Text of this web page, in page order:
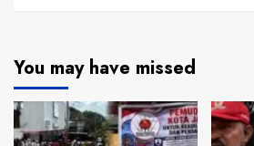
You may have missed